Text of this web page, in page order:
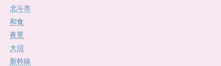
北斗市
和食
夜景
大沼
新幹線